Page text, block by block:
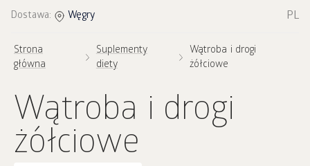
Dostawa: Węgry PL
Strona
główna
Suplementy
diety
Wątroba i drogi
żółciowe
Wątroba i drogi
żółciowe